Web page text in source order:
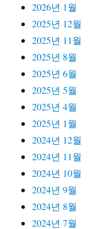
2026년 1월
2025년 12월
2025년 11월
2025년 8월
2025년 6월
2025년 5월
2025년 4월
2025년 1월
2024년 12월
2024년 11월
2024년 10월
2024년 9월
2024년 8월
2024년 7월